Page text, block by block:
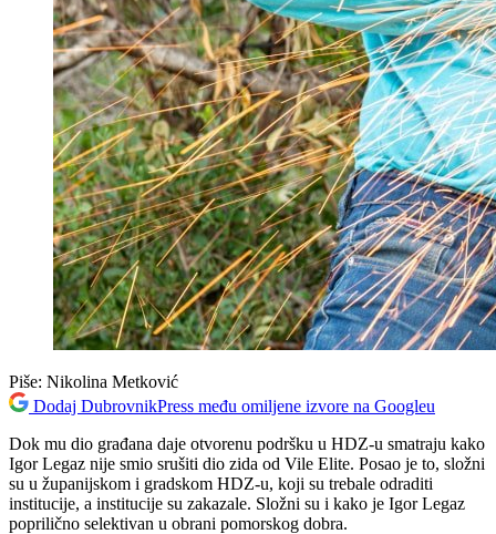
Piše: Nikolina Metković
Dodaj DubrovnikPress među omiljene izvore na Googleu
Dok mu dio građana daje otvorenu podršku u HDZ-u smatraju kako
Igor Legaz nije smio srušiti dio zida od Vile Elite. Posao je to, složni
su u županijskom i gradskom HDZ-u, koji su trebale odraditi
institucije, a institucije su zakazale. Složni su i kako je Igor Legaz
poprilično selektivan u obrani pomorskog dobra.